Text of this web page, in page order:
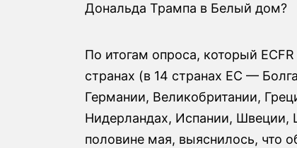
Дональда Трампа в Белый дом?
По итогам опроса, который
странах (в 14 странах ЕС —
Германии, Великобритании,
Нидерландах, Испании, Швеции,
половине мая, выяснилось, что